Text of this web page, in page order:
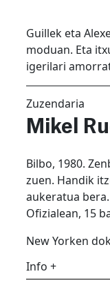
Guillek eta
moduan. Eta
igerilari
Zuzendaria
Mikel
Bilbo, 1980.
zuen. Handik
aukeratua
Ofizialean, 15
New Yorken
Info +